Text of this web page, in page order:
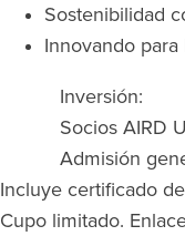
Sostenibilidad
Innovando
Inversión:
Socios AIRD
Admisión
Incluye certificado
Cupo limitado.